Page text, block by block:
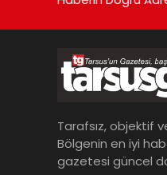
Tarafsız, objektif
Bölgenin en iyi
gazetesi güncel